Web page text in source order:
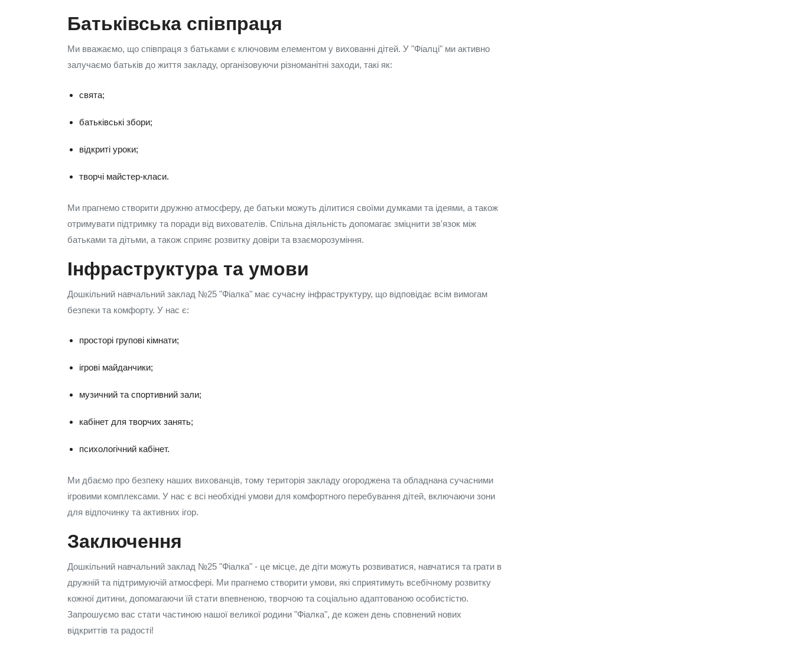
Батьківська співпраця
Ми вважаємо, що співпраця з батьками є ключовим елементом у вихованні дітей. У "Фіалці" ми активно
залучаємо батьків до життя закладу, організовуючи різноманітні заходи, такі як:
свята;
батьківські збори;
відкриті уроки;
творчі майстер-класи.
Ми прагнемо створити дружню атмосферу, де батьки можуть ділитися своїми думками та ідеями, а також
отримувати підтримку та поради від вихователів. Спільна діяльність допомагає зміцнити зв'язок між
батьками та дітьми, а також сприяє розвитку довіри та взаєморозуміння.
Інфраструктура та умови
Дошкільний навчальний заклад №25 "Фіалка" має сучасну інфраструктуру, що відповідає всім вимогам
безпеки та комфорту. У нас є:
просторі групові кімнати;
ігрові майданчики;
музичний та спортивний зали;
кабінет для творчих занять;
психологічний кабінет.
Ми дбаємо про безпеку наших вихованців, тому територія закладу огороджена та обладнана сучасними
ігровими комплексами. У нас є всі необхідні умови для комфортного перебування дітей, включаючи зони
для відпочинку та активних ігор.
Заключення
Дошкільний навчальний заклад №25 "Фіалка" - це місце, де діти можуть розвиватися, навчатися та грати в
дружній та підтримуючій атмосфері. Ми прагнемо створити умови, які сприятимуть всебічному розвитку
кожної дитини, допомагаючи їй стати впевненою, творчою та соціально адаптованою особистістю.
Запрошуємо вас стати частиною нашої великої родини "Фіалка", де кожен день сповнений нових
відкриттів та радості!